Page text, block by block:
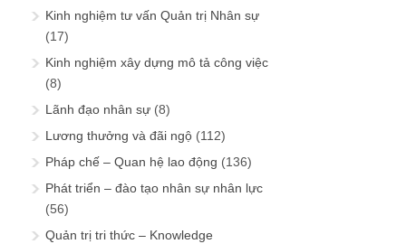
Kinh nghiệm tư vấn Quản trị Nhân sự
(17)
Kinh nghiệm xây dựng mô tả công việc
(8)
Lãnh đạo nhân sự (8)
Lương thưởng và đãi ngộ (112)
Pháp chế – Quan hệ lao động (136)
Phát triển – đào tạo nhân sự nhân lực
(56)
Quản trị tri thức – Knowledge